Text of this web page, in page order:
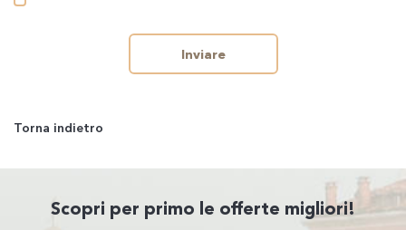
Inviare
Torna indietro
Scopri per primo le offerte migliori!